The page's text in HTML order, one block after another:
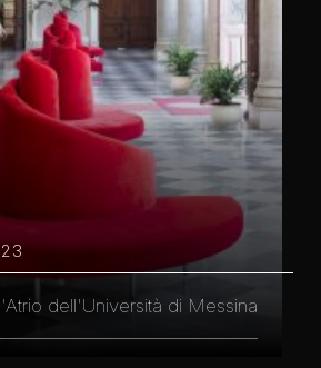
dell'Università di Messina